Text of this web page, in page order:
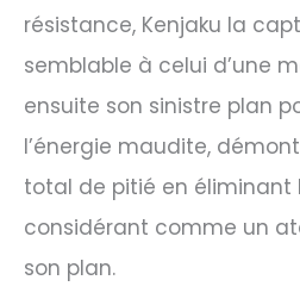
résistance, Kenjaku la
semblable à celui d’une
ensuite son sinistre plan
l’énergie maudite,
total de pitié en éliminant
considérant comme un
son plan.